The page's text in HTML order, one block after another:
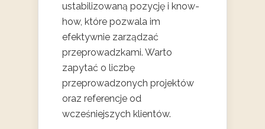
ustabilizowaną pozycję i know-
how, które pozwala im
efektywnie zarządzać
przeprowadzkami. Warto
zapytać o liczbę
przeprowadzonych projektów
oraz referencje od
wcześniejszych klientów.